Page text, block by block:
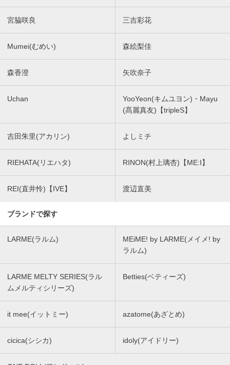
宮脇咲良 三吉彩花
Mumei(むめい) 森絵梨佳
森香澄 矢吹奈子
Uchan
YooYeon(キムユヨン)・Mayu
(髙麗真友)【tripleS】
吉田朱里(アカリン) よしミチ
RIEHATA(リエハタ) RINON(村上璃杏)【ME:I】
REI(直井怜)【IVE】 渡辺直美
ブランドで探す
LARME(ラルム)
MEiME! by LARME(メイメ! by
ラルム)
LARME MELTY SERIES(ラル
ムメルティシリーズ)
Betties(ベティーズ)
it mee(イットミー) azatome(あざとめ)
cicica(シシカ) idoly(アイドリー)